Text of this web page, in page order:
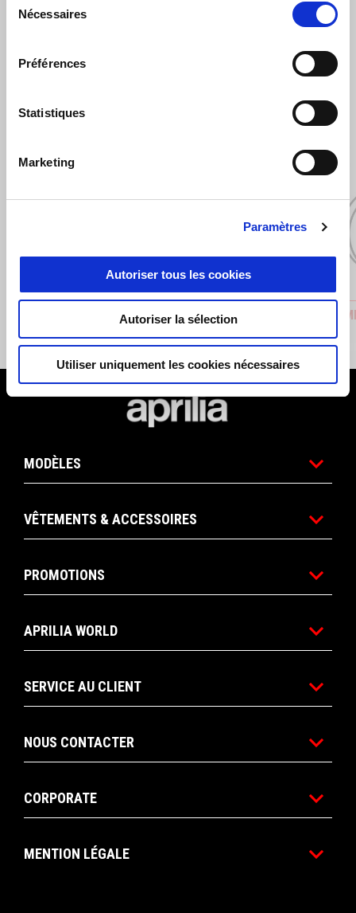
Nécessaires
Préférences
Statistiques
Marketing
Paramètres
Autoriser tous les cookies
Autoriser la sélection
Utiliser uniquement les cookies nécessaires
Aprilia MIA
CHF 130
Aprilia
CHF 12
Bas de page
MODÈLES
VÊTEMENTS & ACCESSOIRES
PROMOTIONS
APRILIA WORLD
SERVICE AU CLIENT
NOUS CONTACTER
CORPORATE
MENTION LÉGALE